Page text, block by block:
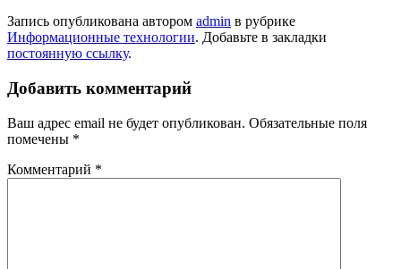
Запись опубликована автором admin в рубрике
Информационные технологии. Добавьте в закладки
постоянную ссылку.
Добавить комментарий
Ваш адрес email не будет опубликован. Обязательные поля
помечены *
Комментарий *